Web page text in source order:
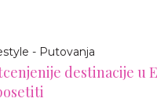
- Putovanja
destinacije u